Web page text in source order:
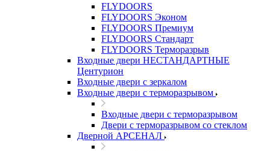
FLYDOORS
FLYDOORS Эконом
FLYDOORS Премиум
FLYDOORS Стандарт
FLYDOORS Терморазрыв
Входные двери НЕСТАНДАРТНЫЕ
Центурион
Входные двери с зеркалом
Входные двери с терморазрывом
Входные двери с терморазрывом
Двери с терморазрывом со стеклом
Дверной АРСЕНАЛ